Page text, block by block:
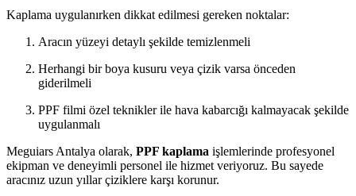
Kaplama uygulanırken dikkat edilmesi gereken noktalar:
Aracın yüzeyi detaylı şekilde temizlenmeli
Herhangi bir boya kusuru veya çizik varsa önceden
giderilmeli
PPF filmi özel teknikler ile hava kabarcığı kalmayacak şekilde
uygulanmalı
Meguiars Antalya olarak, PPF kaplama işlemlerinde profesyonel
ekipman ve deneyimli personel ile hizmet veriyoruz. Bu sayede
aracınız uzun yıllar çiziklere karşı korunur.